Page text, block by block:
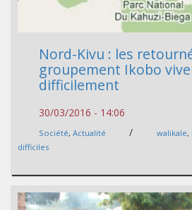
Nord-Kivu : les
groupement Ikobo
difficilement
30/03/2016 - 14:06
Société, Actualité / walikale,
difficiles